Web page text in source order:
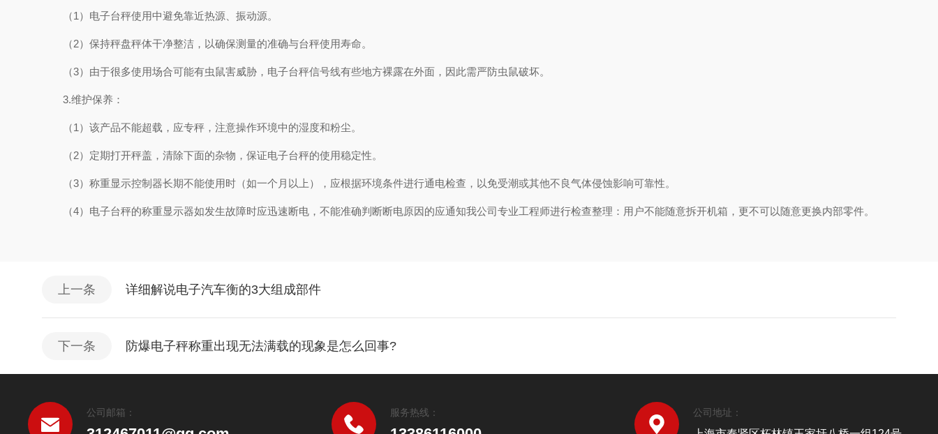
（1）电子台秤使用中避免靠近热源、振动源。
（2）保持秤盘秤体干净整洁，以确保测量的准确与台秤使用寿命。
（3）由于很多使用场合可能有虫鼠害威胁，电子台秤信号线有些地方裸露在外面，因此需严防虫鼠破坏。
3.维护保养：
（1）该产品不能超载，应专秤，注意操作环境中的湿度和粉尘。
（2）定期打开秤盖，清除下面的杂物，保证电子台秤的使用稳定性。
（3）称重显示控制器长期不能使用时（如一个月以上），应根据环境条件进行通电检查，以免受潮或其他不良气体侵蚀影响可靠性。
（4）电子台秤的称重显示器如发生故障时应迅速断电，不能准确判断断电原因的应通知我公司专业工程师进行检查整理：用户不能随意拆开机箱，更不可以随意更换内部零件。
上一条 详细解说电子汽车衡的3大组成部件
下一条 防爆电子秤称重出现无法满载的现象是怎么回事?
公司邮箱： 服务热线： 公司地址：